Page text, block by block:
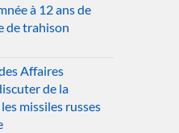
à 12 ans de
de trahison
Affaires
de la
missiles russes